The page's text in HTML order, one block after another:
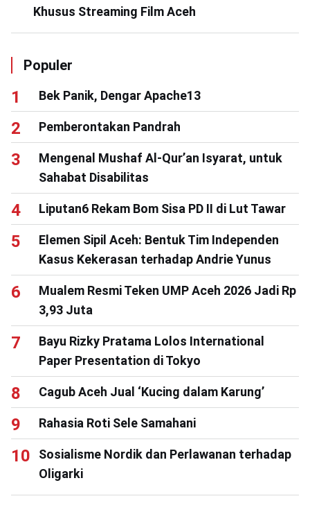
Khusus Streaming Film Aceh
Populer
Bek Panik, Dengar Apache13
Pemberontakan Pandrah
Mengenal Mushaf Al-Qur’an Isyarat, untuk
Sahabat Disabilitas
Liputan6 Rekam Bom Sisa PD II di Lut Tawar
Elemen Sipil Aceh: Bentuk Tim Independen
Kasus Kekerasan terhadap Andrie Yunus
Mualem Resmi Teken UMP Aceh 2026 Jadi Rp
3,93 Juta
Bayu Rizky Pratama Lolos International
Paper Presentation di Tokyo
Cagub Aceh Jual ‘Kucing dalam Karung’
Rahasia Roti Sele Samahani
Sosialisme Nordik dan Perlawanan terhadap
Oligarki